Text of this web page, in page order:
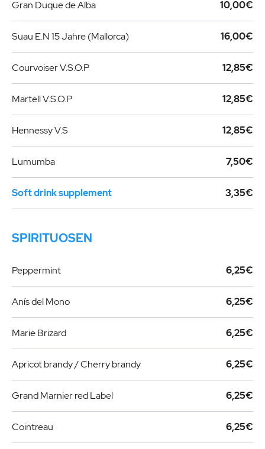
Gran Duque de Alba 10,00€
Suau E.N 15 Jahre (Mallorca) 16,00€
Courvoiser V.S.O.P 12,85€
Martell V.S.O.P 12,85€
Hennessy V.S 12,85€
Lumumba 7,50€
Soft drink supplement 3,35€
SPIRITUOSEN
Peppermint 6,25€
Anís del Mono 6,25€
Marie Brizard 6,25€
Apricot brandy / Cherry brandy 6,25€
Grand Marnier red Label 6,25€
Cointreau 6,25€